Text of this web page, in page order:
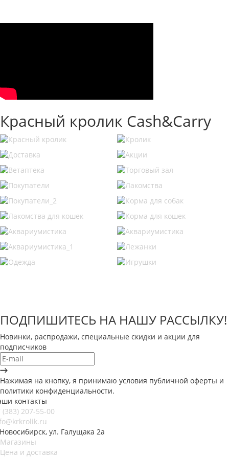
Красный кролик Cash&Carry
ПОДПИШИТЕСЬ НА НАШУ РАССЫЛКУ!
Новинки, распродажи, специальные скидки и акции для
подписчиков
Нажимая на кнопку, я принимаю условия публичной оферты и
политики конфиденциальности.
контакты
(383) 207-55-00
ул. Галущака 2а
Магазины
Цена и доставка